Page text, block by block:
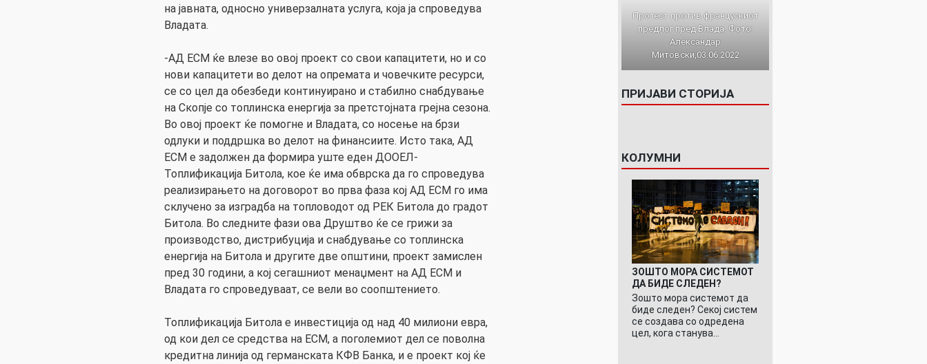
на јавната, односно универзалната услуга, која ја спроведува
Владата.
-АД ЕСМ ќе влезе во овој проект со свои капацитети, но и со
нови капацитети во делот на опремата и човечките ресурси,
се со цел да обезбеди континуирано и стабилно снабдување
на Скопје со топлинска енергија за претстојната грејна сезона.
Во овој проект ќе помогне и Владата, со носење на брзи
одлуки и поддршка во делот на финансиите. Исто така, АД
ЕСМ е задолжен да формира уште еден ДООЕЛ-
Топлификација Битола, кое ќе има обврска да го спроведува
реализирањето на договорот во прва фаза кој АД ЕСМ го има
склучено за изградба на топловодот од РЕК Битола до градот
Битола. Во следните фази ова Друштво ќе се грижи за
производство, дистрибуција и снабдување со топлинска
енергија на Битола и другите две општини, проект замислен
пред 30 години, а кој сегашниот менаџмент на АД ЕСМ и
Владата го спроведуваат, се вели во соопштението.
Топлификација Битола е инвестиција од над 40 милиони евра,
од кои дел се средства на ЕСМ, а поголемиот дел се поволна
кредитна линија од германската КФВ Банка, и е проект кој ќе
Протест против францускиот
предлог пред Влада. Фото:
Александар
Митовски,03.06.2022
ПРИЈАВИ СТОРИЈА
КОЛУМНИ
ЗОШТО МОРА СИСТЕМОТ
ДА БИДЕ СЛЕДЕН?
Зошто мора системот да
биде следен? Секој систем
се создава со одредена
цел, кога станува…